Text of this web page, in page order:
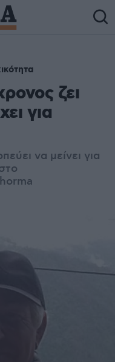
ζει
για
να μείνει για